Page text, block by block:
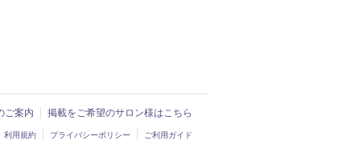
ご案内 掲載をご希望のサロン様はこちら
利用規約 プライバシーポリシー ご利用ガイド